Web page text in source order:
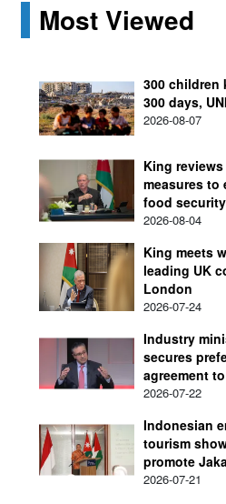
Most Viewed
300 children
300 days,
2026-08-07
King
measures to
food security
2026-08-04
King meets
leading UK
London
2026-07-24
Industry
secures
agreement
2026-07-22
Indonesian
tourism
promote
2026-07-21